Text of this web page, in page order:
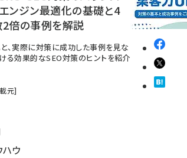
ンジン最適化の基礎と4
倍の事例を解説
、実際に対策に成功した事例を見な
る効果的なSEO対策のヒントを紹介
元]
ハウ